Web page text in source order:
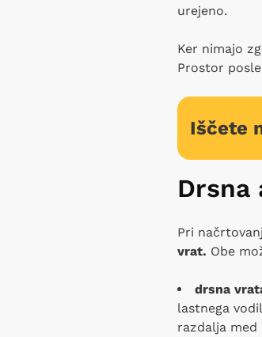
urejeno.
Ker nimajo
Prostor
Iščete
Drsna
Pri
vrat. Obe
drsna
lastnega
razdalja